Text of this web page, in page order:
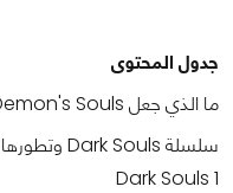
جدول المحتوى
ما الذي جعل Demon's Souls تُحقق كل هذا النجاح؟
سلسلة Dark Souls وتطورها على مدار السنوات:
Dark Souls 1